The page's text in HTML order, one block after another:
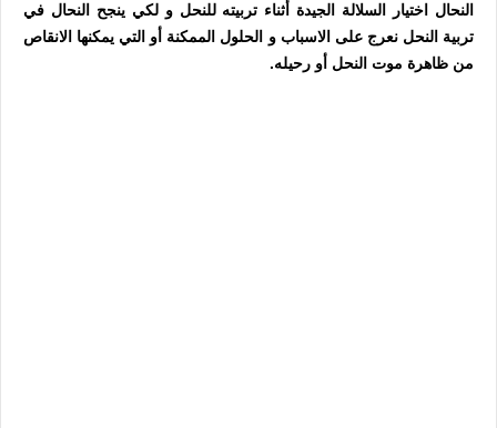
النحال اختيار السلالة الجيدة أثناء تربيته للنحل و لكي ينجح النحال في
تربية النحل نعرج على الاسباب و الحلول الممكنة أو التي يمكنها الانقاص
من ظاهرة موت النحل أو رحيله.